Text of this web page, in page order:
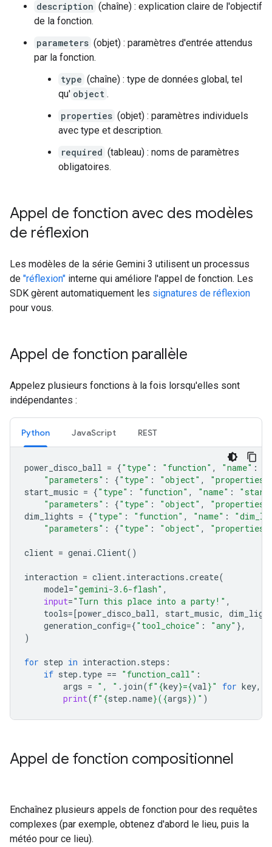
description (chaîne) : explication claire de l'objectif
de la fonction.
parameters (objet) : paramètres d'entrée attendus
par la fonction.
type (chaîne) : type de données global, tel
qu' object .
properties (objet) : paramètres individuels
avec type et description.
required (tableau) : noms de paramètres
obligatoires.
Appel de fonction avec des modèles
de réflexion
Les modèles de la série Gemini 3 utilisent un processus
de "réflexion" interne qui améliore l'appel de fonction. Les
SDK gèrent automatiquement les signatures de réflexion
pour vous.
Appel de fonction parallèle
Appelez plusieurs fonctions à la fois lorsqu'elles sont
indépendantes :
Python JavaScript REST
power_disco_ball = {"type" : "function" , "name" :
"parameters" : {"type" : "object" , "properties"
start_music = {"type" : "function" , "name" :
"parameters" : {"type" : "object" , "properties"
dim_lights = {"type" : "function" , "name" :
"parameters" : {"type" : "object" , "properties"
client = genai .Client()
interaction = client. interactions .create(
model="gemini-3.6-flash" ,
input="Turn this place into a party!" ,
tools= [power_disco_ball, start_music,
generation_config={"tool_choice" : "any" },
)
for step in interaction . steps :
if step . type == "function_call" :
args = ", " . join(f" {key}={val}" for key,
print(f" {step .name}({args})" )
Appel de fonction compositionnel
Enchaînez plusieurs appels de fonction pour des requêtes
complexes (par exemple, obtenez d'abord le lieu, puis la
météo pour ce lieu).